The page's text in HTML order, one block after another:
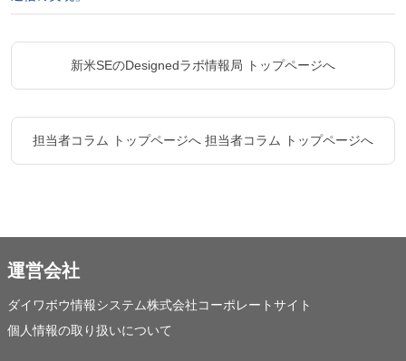
新米SEのDesignedラボ情報局 トップページへ
担当者コラム トップページへ 担当者コラム トップページへ
運営会社
ダイワボウ情報システム株式会社コーポレートサイト
個人情報の取り扱いについて